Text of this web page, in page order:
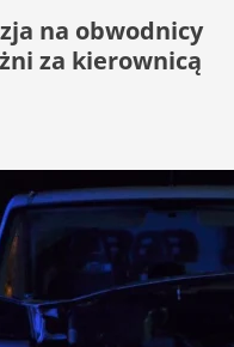
na obwodnicy
za kierownicą